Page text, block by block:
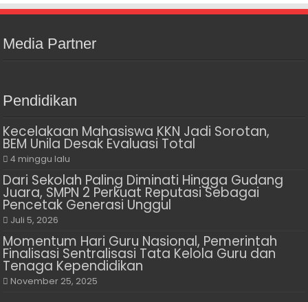
Media Partner
Pendidikan
Kecelakaan Mahasiswa KKN Jadi Sorotan,
BEM Unila Desak Evaluasi Total
4 minggu lalu
Dari Sekolah Paling Diminati Hingga Gudang
Juara, SMPN 2 Perkuat Reputasi Sebagai
Pencetak Generasi Unggul
Juli 5, 2026
Momentum Hari Guru Nasional, Pemerintah
Finalisasi Sentralisasi Tata Kelola Guru dan
Tenaga Kependidikan
November 25, 2025